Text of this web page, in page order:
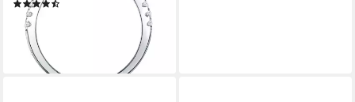
ab 51,95 €
-42%
lieferbar - in 2-3 Werktagen bei dir